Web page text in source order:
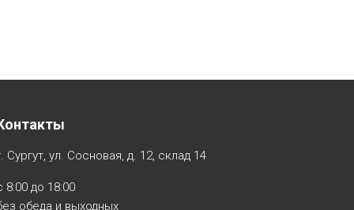
Сургут, ул. Сосновая, д. 12, склад 14
8:00 до 18:00
обеда и выходных